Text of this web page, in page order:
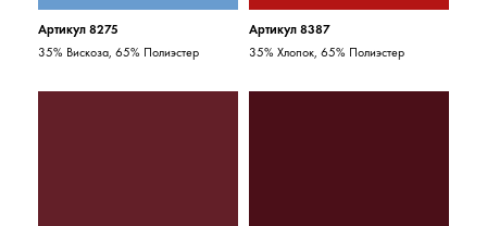
Артикул 8275
35% Вискоза, 65% Полиэстер
Артикул 8387
35% Хлопок, 65% Полиэстер